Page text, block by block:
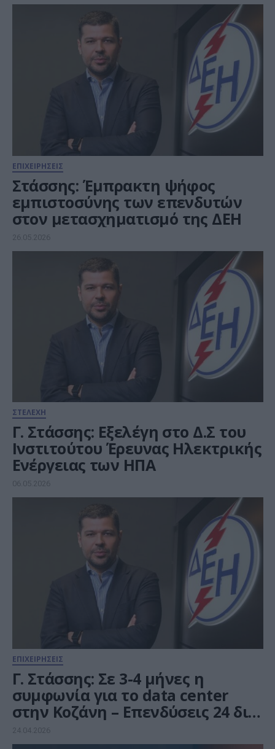
ΕΠΙΧΕΙΡΗΣΕΙΣ
Στάσσης: Έμπρακτη ψήφος
εμπιστοσύνης των επενδυτών
στον μετασχηματισμό της ΔΕΗ
26.05.2026
ΣΤΕΛΕΧΗ
Γ. Στάσσης: Εξελέγη στο Δ.Σ του
Ινστιτούτου Έρευνας Ηλεκτρικής
Ενέργειας των ΗΠΑ
06.05.2026
ΕΠΙΧΕΙΡΗΣΕΙΣ
Γ. Στάσσης: Σε 3-4 μήνες η
συμφωνία για το data center
στην Κοζάνη – Επενδύσεις 24 δισ.
έως το 2030 για τη ΔΕΗ
24.04.2026